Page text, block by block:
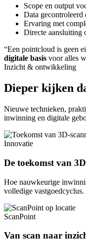
Scope en output
Data gecontroleerd
Ervaring met
Directe aansluiting
“Een pointcloud is geen
digitale basis voor alles
Inzicht & ontwikkeling
Dieper kijken
Nieuwe technieken,
inwinning en digitale
Innovatie
De toekomst van
Hoe nauwkeurige
volledige vastgoedcyclus.
ScanPoint
Van scan naar